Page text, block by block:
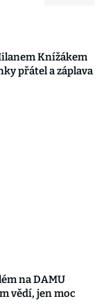
Knížákem
přátel a záplava
na DAMU
vědí, jen moc